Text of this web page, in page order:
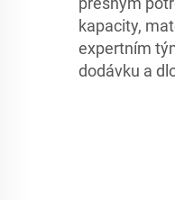
kapacity,
expertním
dodávku a